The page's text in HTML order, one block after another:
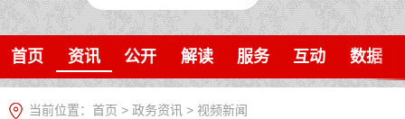
首页 资讯 公开 解读 服务 互动 数据
当前位置： 首页 > 政务资讯 > 视频新闻